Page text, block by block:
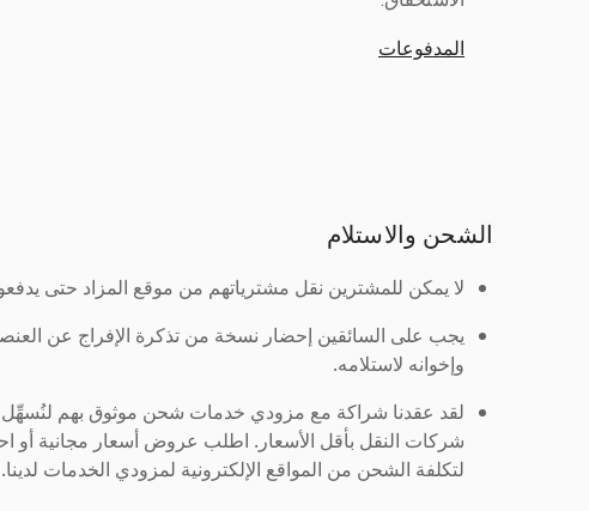
المدفوعات
الشحن والاستلام
لا يمكن للمشترين نقل مشترياتهم من موقع المزاد حتى
يجب على السائقين إحضار نسخة من تذكرة الإفراج عن
وإخوانه لاستلامه.
لقد عقدنا شراكة مع مزودي خدمات شحن موثوق بهم لنُسهِّل
شركات النقل بأقل الأسعار. اطلب عروض أسعار مجانية أو
لتكلفة الشحن من المواقع الإلكترونية لمزودي الخدمات لدينا.